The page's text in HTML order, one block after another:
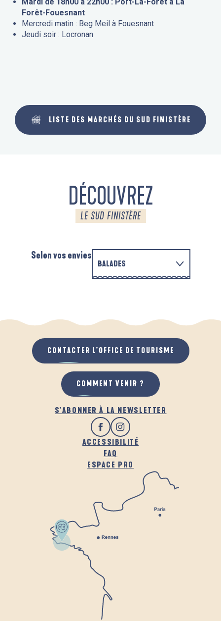
Mardi de 18h00 à 22h00 : Port-La-Forêt à La
Forêt-Fouesnant
Mercredi matin : Beg Meil à Fouesnant
Jeudi soir : Locronan
LISTE DES MARCHÉS DU SUD FINISTÈRE
DÉCOUVREZ
LE SUD FINISTÈRE
Selon vos envies
BALADES
QUAND IL PLEUT
AU GRAND AIR
PARCOURS D'INTERPRÉTATION DE L'ANSE
S'ABONNER À LA NEWSLETTER
ACCESSIBILITÉ
FAQ
ESPACE PRO
CONTACTER L'OFFICE DE TOURISME
COMMENT VENIR ?